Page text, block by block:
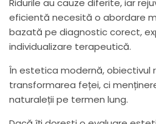
Ridurile au cauze diferite, iar
eficientă necesită o abordare
bazată pe diagnostic corect,
individualizare terapeutică.
În estetica modernă, obiectivul
transformarea feței, ci
naturaleții pe termen lung.